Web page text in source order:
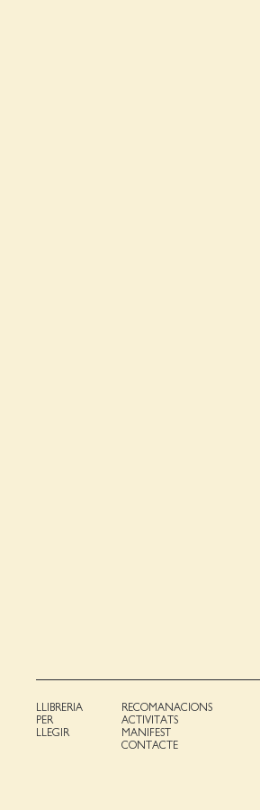
LLIBRERIA
PER
LLEGIR
RECOMANACIONS
ACTIVITATS
MANIFEST
CONTACTE